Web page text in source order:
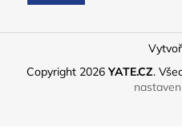
Copyright 2026YATE.CZ.